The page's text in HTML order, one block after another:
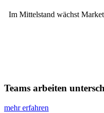
Im Mittelstand wächst
Teams arbeiten
mehr erfahren